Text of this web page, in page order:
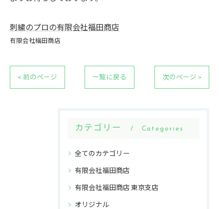
刺繍のプロの有限会社福田商店
有限会社福田商店
< 前のページ 一覧に戻る 次のページ >
カテゴリー Categories
全てのカテゴリー
有限会社福田商店
有限会社福田商店 東京支店
オリジナル